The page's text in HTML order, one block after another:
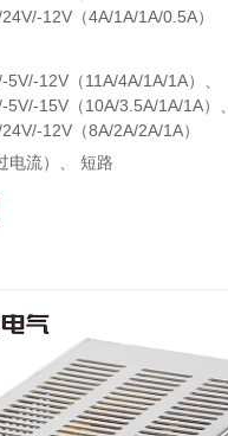
12V（4A/1A/1A/0.5A）
5V/-12V（11A/4A/1A/1A）、
5V/-15V（10A/3.5A/1A/1A）、
12V（8A/2A/2A/1A）
电流）、 短路